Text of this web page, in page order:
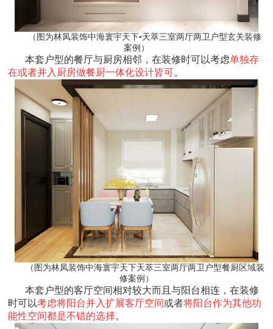
（图为林凤装饰中海寰宇天下•天萃三室两厅两卫户型玄关装修
案例）
本套户型的餐厅与厨房相邻，在装修时可以考虑单独存
在或者并入厨房做餐厨一体化设计皆可。
（图为林凤装饰中海寰宇天下天萃三室两厅两卫户型餐厨区域装
修案例）
本套户型的客厅空间相对较大而且与阳台相连，在装修
时可以考虑将阳台并入扩展客厅空间或者将阳台作为其他功
能性空间都是不错的选择。